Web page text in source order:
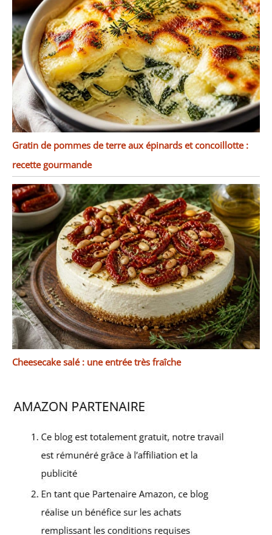
Gratin de pommes de terre aux épinards et concoillotte :
recette gourmande
Cheesecake salé : une entrée très fraîche